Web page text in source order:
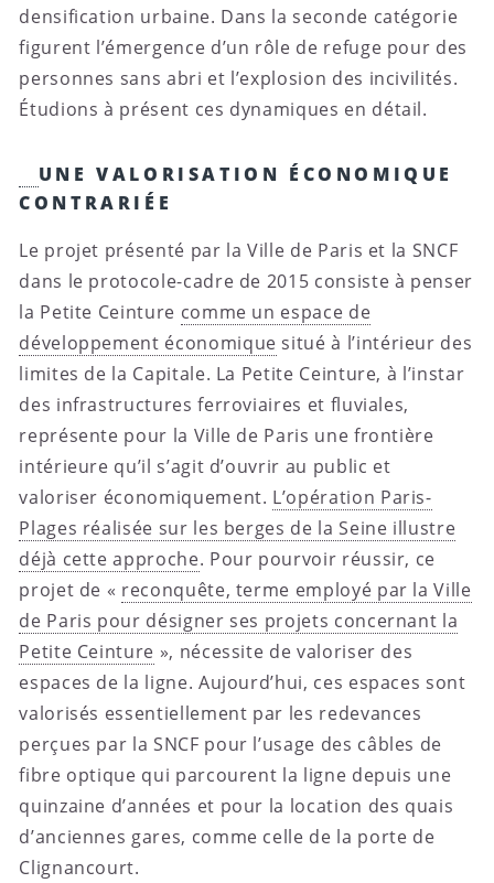
densification urbaine. Dans la seconde catégorie
figurent l’émergence d’un rôle de refuge pour des
personnes sans abri et l’explosion des incivilités.
Étudions à présent ces dynamiques en détail.
UNE VALORISATION ÉCONOMIQUE
CONTRARIÉE
Le projet présenté par la Ville de Paris et la SNCF
dans le protocole-cadre de 2015 consiste à penser
la Petite Ceinture comme un espace de
développement économique situé à l’intérieur des
limites de la Capitale. La Petite Ceinture, à l’instar
des infrastructures ferroviaires et fluviales,
représente pour la Ville de Paris une frontière
intérieure qu’il s’agit d’ouvrir au public et
valoriser économiquement. L’opération Paris-
Plages réalisée sur les berges de la Seine illustre
déjà cette approche. Pour pourvoir réussir, ce
projet de « reconquête, terme employé par la Ville
de Paris pour désigner ses projets concernant la
Petite Ceinture », nécessite de valoriser des
espaces de la ligne. Aujourd’hui, ces espaces sont
valorisés essentiellement par les redevances
perçues par la SNCF pour l’usage des câbles de
fibre optique qui parcourent la ligne depuis une
quinzaine d’années et pour la location des quais
d’anciennes gares, comme celle de la porte de
Clignancourt.